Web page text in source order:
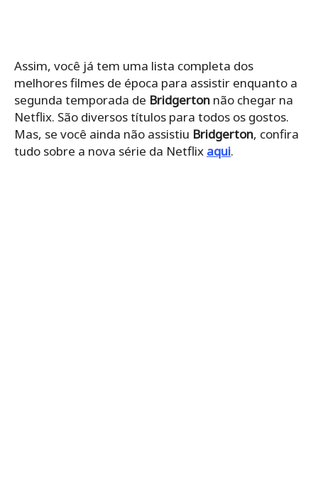
Assim, você já tem uma lista completa dos
melhores filmes de época para assistir enquanto a
segunda temporada de Bridgerton não chegar na
Netflix. São diversos títulos para todos os gostos.
Mas, se você ainda não assistiu Bridgerton, confira
tudo sobre a nova série da Netflix aqui.